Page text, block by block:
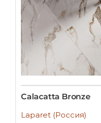
Calacatta Bronze
Laparet (Россия)